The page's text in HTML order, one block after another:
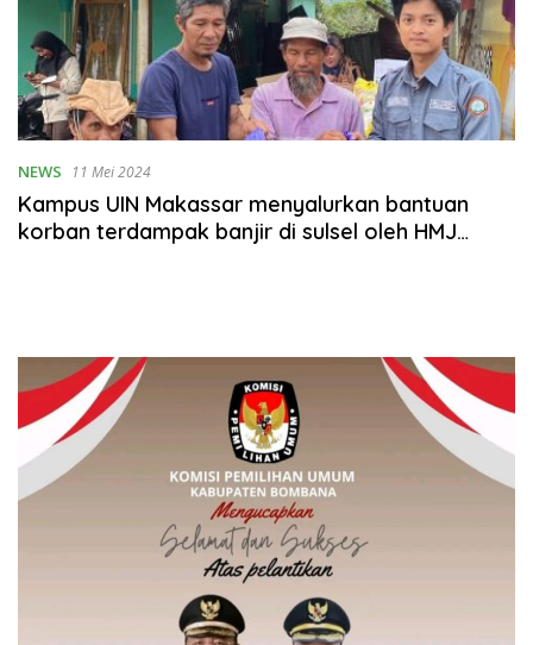
NEWS 11 Mei 2024
Kampus UIN Makassar menyalurkan bantuan
korban terdampak banjir di sulsel oleh HMJ